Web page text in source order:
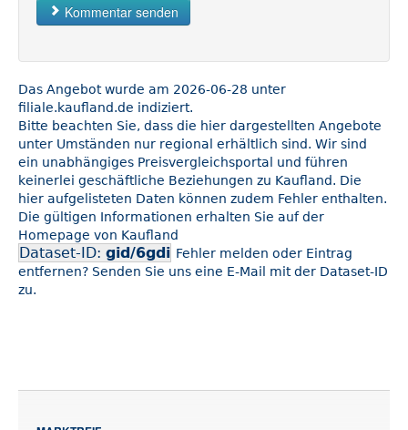
Kommentar senden
Das Angebot wurde am 2026-06-28 unter
filiale.kaufland.de indiziert.
Bitte beachten Sie, dass die hier dargestellten Angebote
unter Umständen nur regional erhältlich sind. Wir sind
ein unabhängiges Preisvergleichsportal und führen
keinerlei geschäftliche Beziehungen zu Kaufland. Die
hier aufgelisteten Daten können zudem Fehler enthalten.
Die gültigen Informationen erhalten Sie auf der
Homepage von Kaufland
Dataset-ID: gid/6gdi Fehler melden oder Eintrag
entfernen? Senden Sie uns eine E-Mail mit der Dataset-ID
zu.